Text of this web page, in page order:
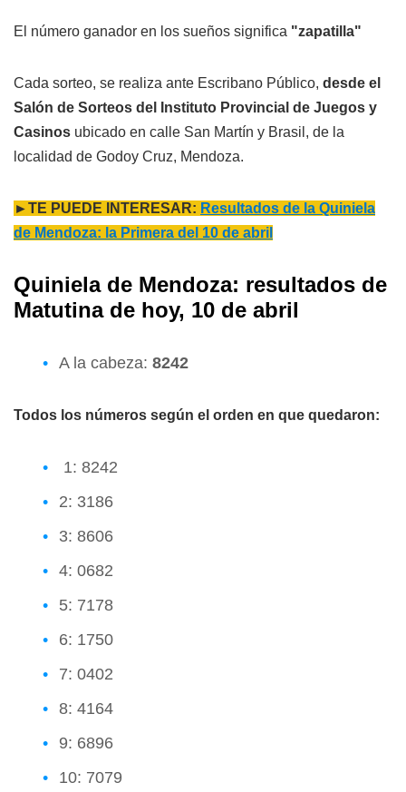
El número ganador en los sueños significa "zapatilla"
Cada sorteo, se realiza ante Escribano Público, desde el
Salón de Sorteos del Instituto Provincial de Juegos y
Casinos ubicado en calle San Martín y Brasil, de la
localidad de Godoy Cruz, Mendoza.
►TE PUEDE INTERESAR: Resultados de la Quiniela
de Mendoza: la Primera del 10 de abril
Quiniela de Mendoza: resultados de
Matutina de hoy, 10 de abril
A la cabeza: 8242
Todos los números según el orden en que quedaron:
1: 8242
2: 3186
3: 8606
4: 0682
5: 7178
6: 1750
7: 0402
8: 4164
9: 6896
10: 7079